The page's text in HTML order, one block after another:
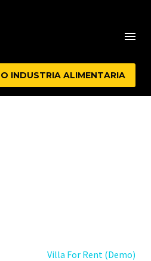
INDUSTRIA ALIMENTARIA
Villa For Rent (Demo)